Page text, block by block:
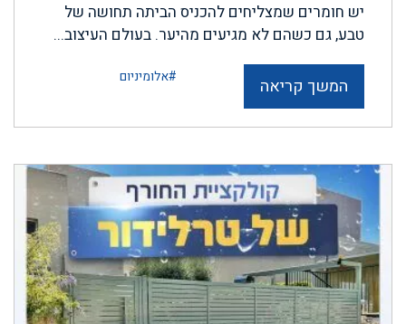
יש חומרים שמצליחים להכניס הביתה תחושה של
טבע, גם כשהם לא מגיעים מהיער. בעולם העיצוב...
המשך קריאה #אלומיניום